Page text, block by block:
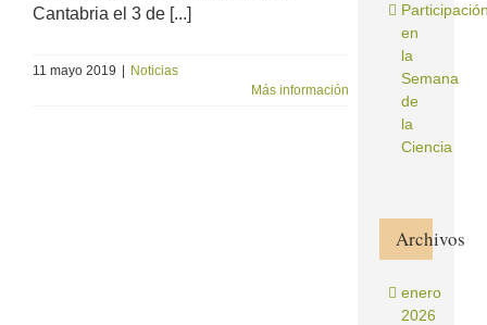
Cantabria el 3 de [...]
11 mayo 2019
Noticias
Más información
en
la
Semana
de
la
Ciencia
Archivos
enero
2026